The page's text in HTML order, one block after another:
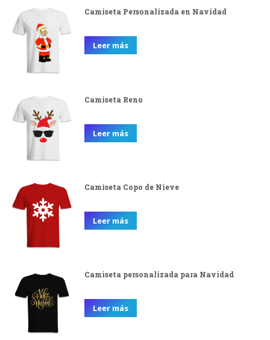
Camiseta Personalizada en Navidad
Leer más
Camiseta Reno
Leer más
Camiseta Copo de Nieve
Leer más
Camiseta personalizada para Navidad
Leer más